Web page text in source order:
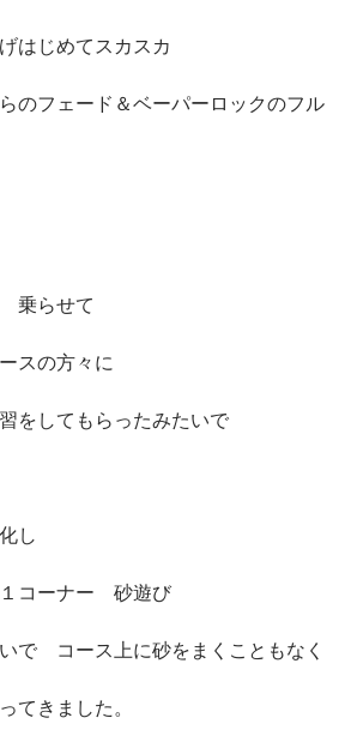
はじめてスカスカ
のフェード＆ベーパーロックのフル
乗らせて
スの方々に
をしてもらったみたいで
し
コーナー 砂遊び
で コース上に砂をまくこともなく
きました。